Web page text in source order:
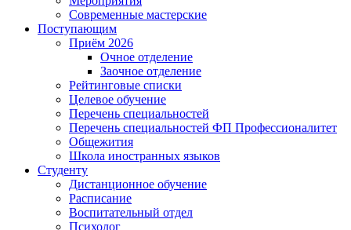
Современные мастерские
Поступающим
Приём 2026
Очное отделение
Заочное отделение
Рейтинговые списки
Целевое обучение
Перечень специальностей
Перечень специальностей ФП Профессионалитет
Общежития
Школа иностранных языков
Студенту
Дистанционное обучение
Расписание
Воспитательный отдел
Психолог